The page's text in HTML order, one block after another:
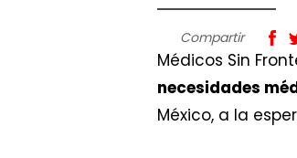
Compartir
Médicos Sin
necesidades
México, a la